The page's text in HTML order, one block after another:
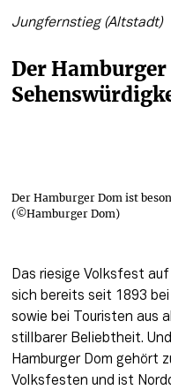
Jungfernstieg (Altstadt)
Der
Der Hamburger Dom ist
(©Hamburger Dom)
Das riesige Volksfest
sich bereits seit 1893 bei
sowie bei Touristen aus
stillbarer Beliebtheit.
Hamburger Dom gehört
Volksfesten und ist